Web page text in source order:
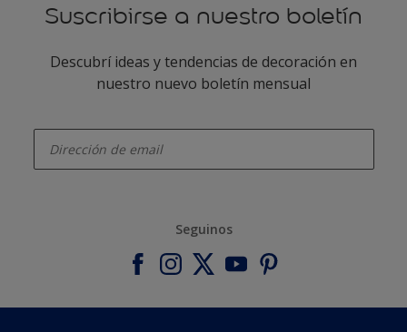
Suscribirse a nuestro boletín
Descubrí ideas y tendencias de decoración en
nuestro nuevo boletín mensual
Seguinos